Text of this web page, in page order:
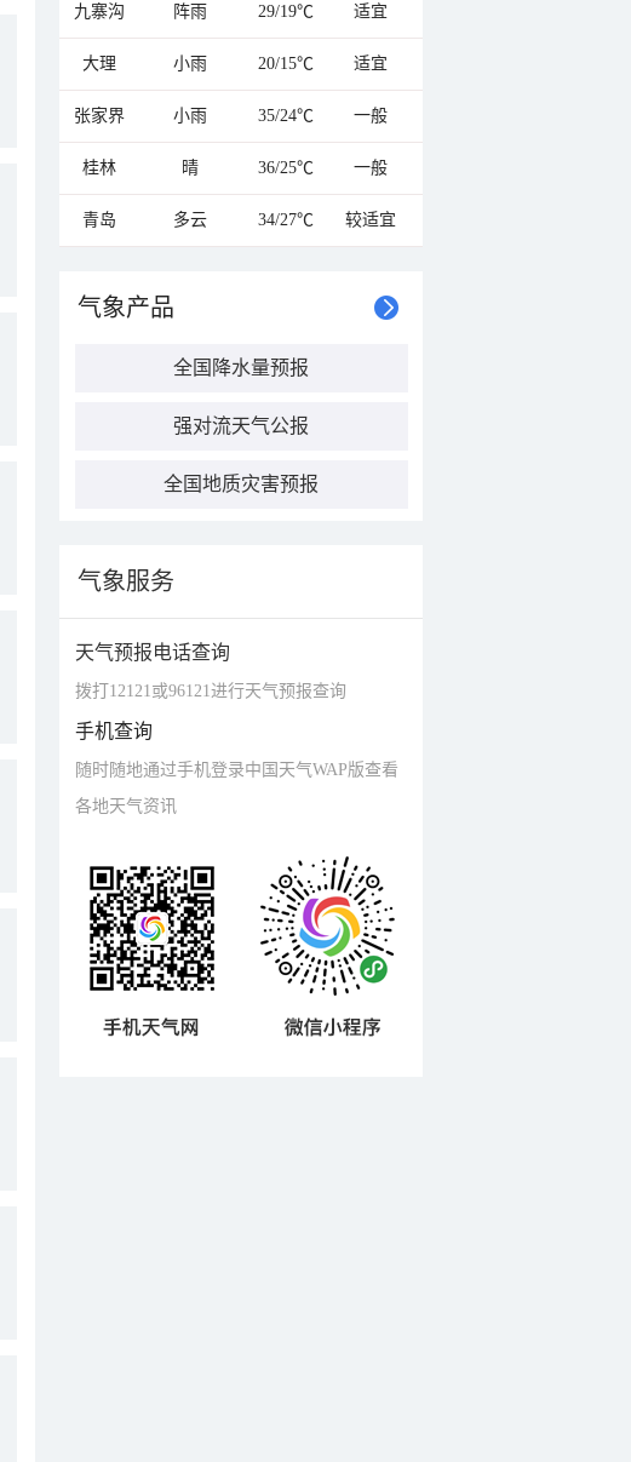
九寨沟 阵雨 29/19℃ 适宜
大理 小雨 20/15℃ 适宜
张家界 小雨 35/24℃ 一般
桂林 晴 36/25℃ 一般
青岛 多云 34/27℃ 较适宜
气象产品
全国降水量预报
强对流天气公报
全国地质灾害预报
气象服务
天气预报电话查询
拨打12121或96121进行天气预报查询
手机查询
随时随地通过手机登录中国天气WAP版查看
各地天气资讯